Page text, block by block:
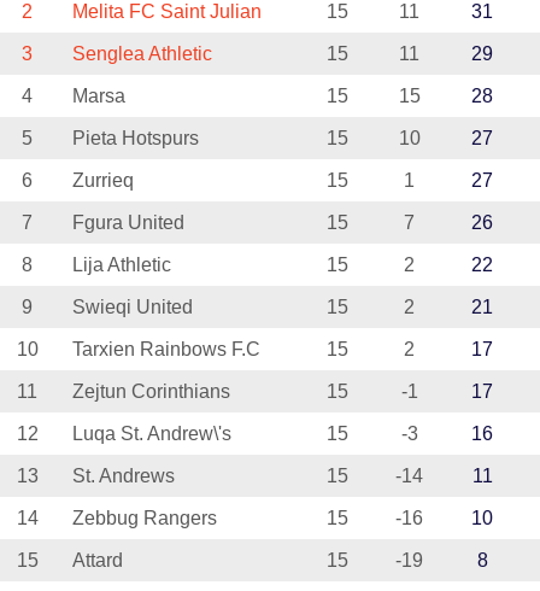
2 Melita FC Saint Julian 15 11 31
3 Senglea Athletic 15 11 29
4 Marsa 15 15 28
5 Pieta Hotspurs 15 10 27
6 Zurrieq 15 1 27
7 Fgura United 15 7 26
8 Lija Athletic 15 2 22
9 Swieqi United 15 2 21
10 Tarxien Rainbows F.C 15 2 17
11 Zejtun Corinthians 15 -1 17
12 Luqa St. Andrew\'s 15 -3 16
13 St. Andrews 15 -14 11
14 Zebbug Rangers 15 -16 10
15 Attard 15 -19 8